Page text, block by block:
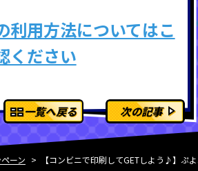
利用方法についてはこ
ください
一覧へ戻る 次の記事
ーン 【コンビニで印刷してGETしよう♪】ぷ